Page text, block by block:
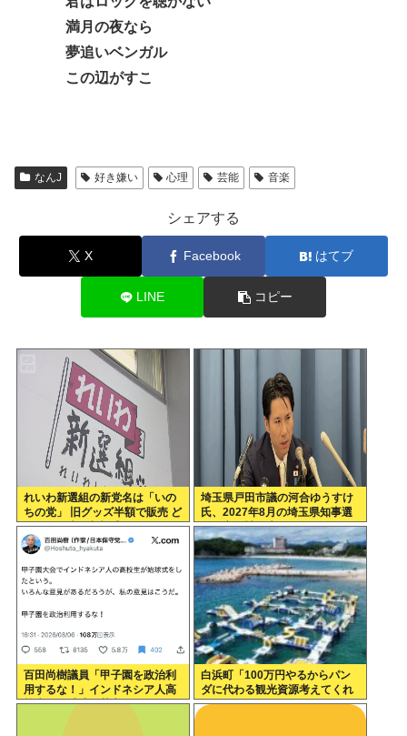
満月の夜なら
夢追いベンガル
この辺がすこ
なんJ 好き嫌い 心理 芸能 音楽
シェアする
X Facebook はてブ
LINE コピー
れいわ新選組の新党名は「いの
ちの党」 旧グッズ半額で販売 ど
うなる秘書給与疑惑
埼玉県戸田市議の河合ゆうすけ
氏、2027年8月の埼玉県知事選
への立候補を表明
百田尚樹議員「甲子園を政治利
用するな！」インドネシア人高
校生の始球式に苦言www
白浜町「100万円やるからパン
ダに代わる観光資源考えてくれ
」